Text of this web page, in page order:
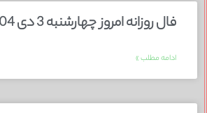
فال روزانه امروز چهارشنبه 3 دی 1404
ادامه مطلب »